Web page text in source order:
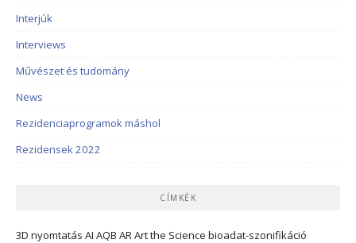
Interjúk
Interviews
Művészet és tudomány
News
Rezidenciaprogramok máshol
Rezidensek 2022
CÍMKÉK
3D nyomtatás AI AQB ARArt the Science bioadat-szonifikáció